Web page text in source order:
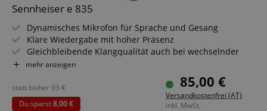
Sennheiser e 835
Dynamisches Mikrofon für Sprache und Gesang
Klare Wiedergabe mit hoher Präsenz
Gleichbleibende Klangqualität auch bei wechselnder
Distanz oder achsenferner Einsprache
Wahlweise mit geräuschlosem Ein/Aus-Schalter
Dämpft Körperschall durch federnde Kapsellagerung
mehr anzeigen
85,00 €
Versandkostenfrei (AT)
inkl. MwSt.
statt bisher93 €
Du sparst8,00 €